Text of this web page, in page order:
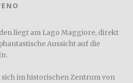
liegt am Lago Maggiore, direkt
Aussicht auf die
im historischen Zentrum von